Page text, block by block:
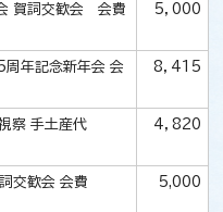
賀詞交歓会 会費 5，000
年記念新年会 会
8，415
察 手土産代 4，820
交歓会 会費 5,000